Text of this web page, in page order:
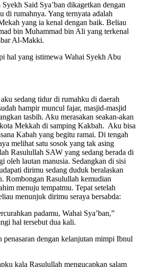
Said Sya’ban dikagetkan dengan
di rumahnya. Yang ternyata adalah
yang ia kenal dengan baik. Beliau
bin Muhammad bin Ali yang terkenal
Al-Makki.
hal yang istimewa Wahai Syekh Abu
sedang tidur di rumahku di daerah
hampir muncul fajar, masjid-masjid
tasbih. Aku merasakan seakan-akan
Mekkah di samping Kakbah. Aku bisa
Kabah yang begitu ramai. Di tengah
melihat satu sosok yang tak asing
Rasulullah SAW yang sedang berada di
oleh lautan manusia. Sedangkan di sisi
dirimu sedang duduk beralaskan
Rombongan Rasulullah kemudian
menuju tempatmu. Tepat setelah
menunjuk dirimu seraya bersabda:
padamu, Wahai Sya’ban,”
hal tersebut dua kali.
penasaran dengan kelanjutan mimpi Ibnul
kala Rasulullah mengucapkan salam